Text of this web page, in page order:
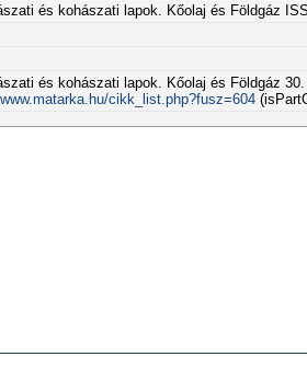
és kohászati lapok. Kőolaj és Földgáz
és kohászati lapok. Kőolaj és Földgáz
cikk_list.php?fusz=604